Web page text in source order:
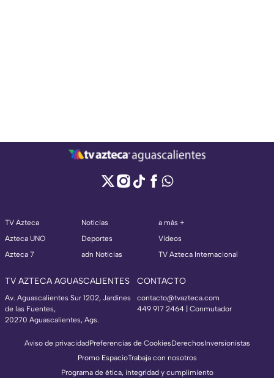
TV Azteca
Azteca UNO
Azteca 7
Noticias
Deportes
adn Noticias
a más +
Videos
TV Azteca Internacional
TV AZTECA AGUASCALIENTES
Av. Aguascalientes Sur 1202, Jardines
de las Fuentes,
20270 Aguascalientes, Ags.
CONTACTO
contacto@tvazteca.com
449 917 2464 | Conmutador
Aviso de privacidadPreferencias de CookiesDerechosInversionistas
Promo EspacioTrabaja con nosotros
Programa de ética, integridad y cumplimiento